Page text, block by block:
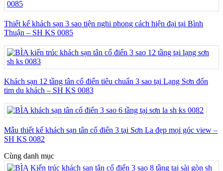
Thiết kế khách sạn 3 sao tiện nghi phong cách hiện đại tại Bình
Thuận – SH KS 0085
Khách sạn 12 tầng tân cổ điển tiêu chuẩn 3 sao tại Lạng Sơn đốn
tim du khách – SH KS 0083
Mẫu thiết kế khách sạn tân cổ điển 3 tại Sơn La đẹp mọi góc view –
SH KS 0082
Cùng danh mục